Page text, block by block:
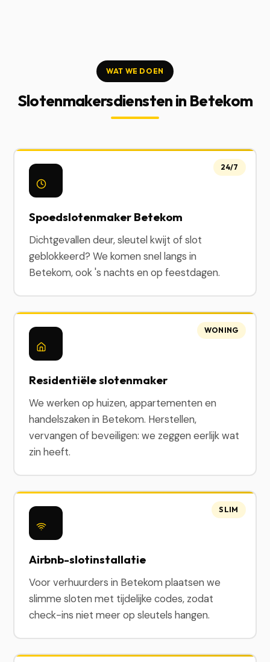
WAT WE DOEN
Slotenmakersdiensten in Betekom
Spoedslotenmaker Betekom
Dichtgevallen deur, sleutel kwijt of slot
geblokkeerd? We komen snel langs in
Betekom, ook 's nachts en op feestdagen.
24/7
Residentiële slotenmaker
We werken op huizen, appartementen en
handelszaken in Betekom. Herstellen,
vervangen of beveiligen: we zeggen eerlijk wat
zin heeft.
WONING
Airbnb-slotinstallatie
Voor verhuurders in Betekom plaatsen we
slimme sloten met tijdelijke codes, zodat
check-ins niet meer op sleutels hangen.
SLIM